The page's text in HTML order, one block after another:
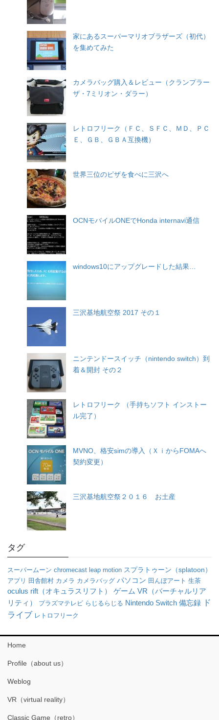
家にあるスーパーマリオブラザーズ（初代）
を集めてみた
カメラバッグ購入＆レビュー（クランプラー
ザ・7ミリオン・ダラー）
レトロフリーク（ＦＣ、ＳＦＣ、ＭＤ、ＰＣ
Ｅ、ＧＢ、ＧＢＡ互換機）
世界三位のピザを食べに三沢へ
OCNモバイルONEでHonda internavi通信
windows10にアップグレードした結果…
三沢基地航空祭 2017 その１
ニンテンドースイッチ（nintendo switch）到
着＆開封 その２
レトロフリーク （手持ちソフト インストー
ル完了）
MVNO、格安simの導入（ＸｉからFOMAへ
契約変更）
三沢基地航空祭２０１６ お土産
タグ
スーパームーン chromecast leap motion スプラトゥーン（splatoon）
アプリ 田舎館村 カメラ カメラバッグ パソコン 田んぼアート 生茶
oculus rift（オキュラスリフト） ゲーム VR（バーチャルリア
リティ）
プラズマテレビ らじるらじる Nintendo Switch 備忘録
ド
ライブ レトロフリーク
Home
Profile（about us）
Weblog
VR（virtual reality）
Classic Game（retro）